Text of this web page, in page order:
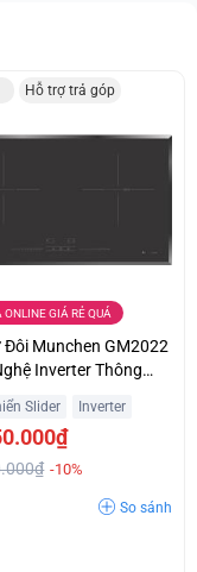
Hỗ trợ trả góp
ONLINE GIÁ RẺ QUÁ
Đôi Munchen GM2022
Inverter Thông
Slider Inverter
-10%
So sánh